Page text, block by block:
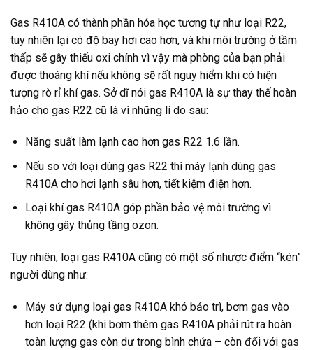
Gas R410A có thành phần hóa học tương tự như loại R22,
tuy nhiên lại có độ bay hơi cao hơn, và khi môi trường ở tầm
thấp sẽ gây thiếu oxi chính vì vậy mà phòng của bạn phải
được thoáng khí nếu không sẽ rất nguy hiểm khi có hiện
tượng rò rỉ khí gas. Sở dĩ nói gas R410A là sự thay thế hoàn
hảo cho gas R22 cũ là vì những lí do sau:
Năng suất làm lạnh cao hơn gas R22 1.6 lần.
Nếu so với loại dùng gas R22 thì máy lạnh dùng gas
R410A cho hơi lạnh sâu hơn, tiết kiệm điện hơn.
Loại khí gas R410A góp phần bảo vệ môi trường vì
không gây thủng tầng ozon.
Tuy nhiên, loại gas R410A cũng có một số nhược điểm “kén”
người dùng như:
Máy sử dụng loại gas R410A khó bảo trì, bơm gas vào
hơn loại R22 (khi bơm thêm gas R410A phải rút ra hoàn
toàn lượng gas còn dư trong bình chứa – còn đối với gas